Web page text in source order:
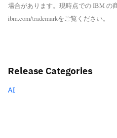
場合があります。現時点での IBM の
ibm.com/trademarkをご覧ください。
Release Categories
AI